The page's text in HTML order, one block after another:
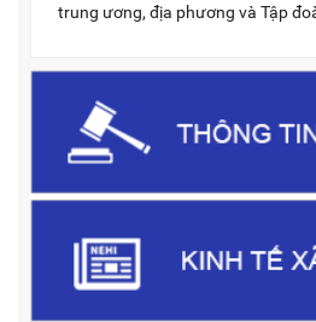
trung ương, địa phương và Tập